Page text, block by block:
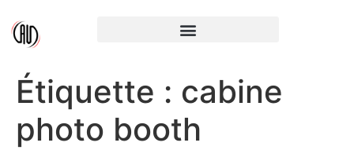
Étiquette : cabine
photo booth